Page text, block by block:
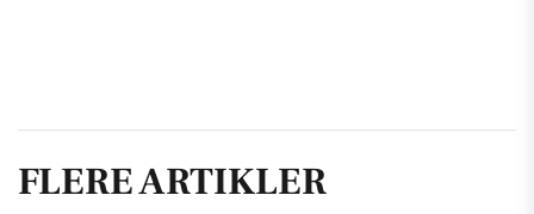
FLERE ARTIKLER